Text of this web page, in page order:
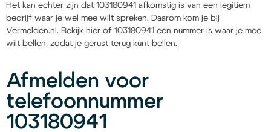
Het kan echter zijn dat 103180941 afkomstig is van een legitiem
bedrijf waar je wel mee wilt spreken. Daarom kom je bij
Vermelden.nl. Bekijk hier of 103180941 een nummer is waar je mee
wilt bellen, zodat je gerust terug kunt bellen.
Afmelden voor
telefoonnummer
103180941